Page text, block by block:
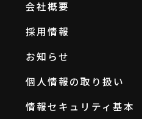
会社概要
採用情報
お知らせ
個人情報の取り扱い
情報セキュリティ基本